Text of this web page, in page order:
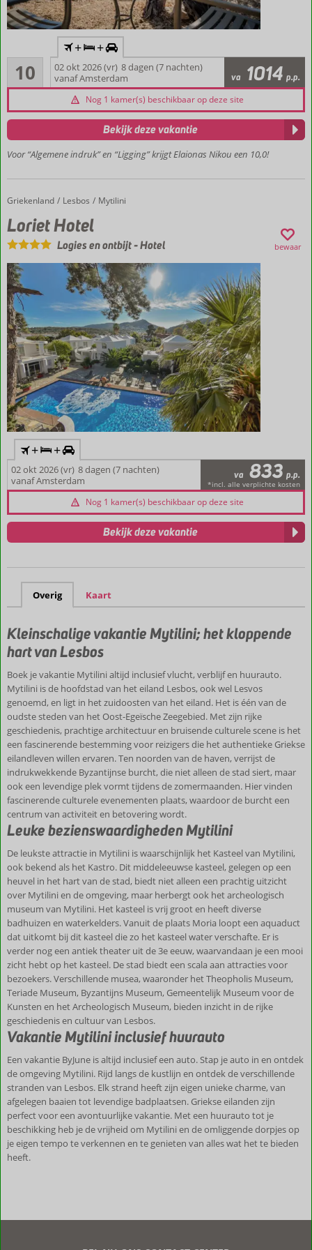
huurauto
Gelegen
veelzijdig
Pyrgi
Betoverende
authenticiteit
Landhuisjes
Prachtig
gelegen
aan zee
strand
10Uitmuntend
4
beoordelingen
+ +
02 okt 2026 (vr) 8 dagen (7 nachten)
vanaf Amsterdam
va 1014 p.p.
Nog 1 kamer(s) beschikbaar op deze site
Voor “Algemene indruk” en “Ligging” krijgt Elaionas Nikou een 10,0!
Bekijk deze vakantie
Home
Griekenland Lesbos Mytilini
Loriet Hotel
Loriet Hotel
Logies en ontbijt-Hotel bewaar
+ +
02 okt 2026 (vr) 8 dagen (7 nachten)
vanaf Amsterdam
va 833 p.p.
*incl. alle verplichte kosten
Nog 1 kamer(s) beschikbaar op deze site
Bekijk deze vakantie
Overig Kaart
Kleinschalige vakantie Mytilini; het kloppende
hart van Lesbos
Boek je vakantie Mytilini altijd inclusief vlucht, verblijf en huurauto.
Mytilini is de hoofdstad van het eiland Lesbos, ook wel Lesvos
genoemd, en ligt in het zuidoosten van het eiland. Het is één van de
oudste steden van het Oost-Egeïsche Zeegebied. Met zijn rijke
geschiedenis, prachtige architectuur en bruisende culturele scene is het
een fascinerende bestemming voor reizigers die het authentieke Griekse
eilandleven willen ervaren. Ten noorden van de haven, verrijst de
indrukwekkende Byzantijnse burcht, die niet alleen de stad siert, maar
ook een levendige plek vormt tijdens de zomermaanden. Hier vinden
fascinerende culturele evenementen plaats, waardoor de burcht een
centrum van activiteit en betovering wordt.
Leuke bezienswaardigheden Mytilini
De leukste attractie in Mytilini is waarschijnlijk het Kasteel van Mytilini,
ook bekend als het Kastro. Dit middeleeuwse kasteel, gelegen op een
heuvel in het hart van de stad, biedt niet alleen een prachtig uitzicht
over Mytilini en de omgeving, maar herbergt ook het archeologisch
museum van Mytilini. Het kasteel is vrij groot en heeft diverse
badhuizen en waterkelders. Vanuit de plaats Moria loopt een aquaduct
dat uitkomt bij dit kasteel die zo het kasteel water verschafte. Er is
verder nog een antiek theater uit de 3e eeuw, waarvandaan je een mooi
zicht hebt op het kasteel. De stad biedt een scala aan attracties voor
bezoekers. Verschillende musea, waaronder het Theopholis Museum,
Teriade Museum, Byzantijns Museum, Gemeentelijk Museum voor de
Kunsten en het Archeologisch Museum, bieden inzicht in de rijke
geschiedenis en cultuur van Lesbos.
Vakantie Mytilini inclusief huurauto
Een vakantie ByJune is altijd inclusief een auto. Stap je auto in en ontdek
de omgeving Mytilini. Rijd langs de kustlijn en ontdek de verschillende
stranden van Lesbos. Elk strand heeft zijn eigen unieke charme, van
afgelegen baaien tot levendige badplaatsen. Griekse eilanden zijn
perfect voor een avontuurlijke vakantie. Met een huurauto tot je
beschikking heb je de vrijheid om Mytilini en de omliggende dorpjes op
je eigen tempo te verkennen en te genieten van alles wat het te bieden
heeft.